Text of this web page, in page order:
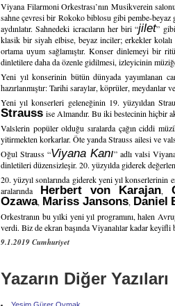
Viyana Filarmoni Orkestrası’nın Musikverein
sahne çevresi bir Rokoko biblosu gibi pembe-beyaz
aydınlatır. Sahnedeki icracıların her biri “jilet”
klasik bir siyah elbise, beyaz inciler; erkekler
ortama uyum sağlamıştır. Konser dinlemeyi bir
dinletilere daha da özenle gidilmesi, izleyicinin
Yeni yıl konserinin bütün dünyada yayımlanan
hazırlanmıştır: Tarihi saraylar, köprüler, meydanlar
Yeni yıl konserleri geleneğinin 19. yüzyıldan
Strauss ise Almandır. Bu iki bestecinin hiçbir
Valslerin popüler olduğu sıralarda çağın ciddi
yitirmekten korkarlar. Öte yanda Strauss ailesi ve
Oğul Strauss “Viyana Kanı” adlı valsi
dinletileri düzensizleşir. 20. yüzyılda giderek
20. yüzyıl sonlarında giderek yeni yıl konserlerinin
aralarında Herbert von Karajan,
Ozawa, Mariss Jansons, Daniel
Orkestranın bu yılki yeni yıl programını, halen
verdi. Biz de ekran başında Viyanalılar kadar keyifli
9.1.2019 Cumhuriyet
Yazarın Diğer Yazıları